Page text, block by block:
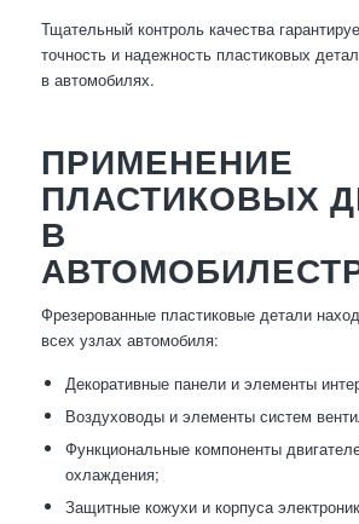
Тщательный контроль качества
точность и надежность пластиковых
в автомобилях.
ПРИМЕНЕНИЕ
ПЛАСТИКОВЫХ
В
Фрезерованные пластиковые детали
всех узлах автомобиля:
Декоративные панели и элементы
Воздуховоды и элементы систем
Функциональные компоненты
охлаждения;
Защитные кожухи и корпуса